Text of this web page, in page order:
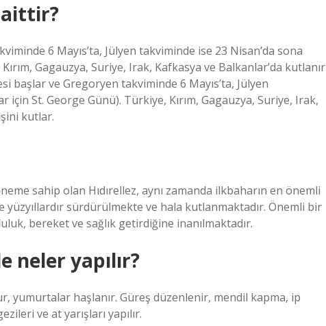
aittir?
6 Mayıs’ta, Jülyen takviminde ise 23 Nisan’da sona
Gagauzya, Suriye, Irak, Kafkasya ve Balkanlar’da kutlanır
başlar ve Gregoryen takviminde 6 Mayıs’ta, Jülyen
St. George Günü). Türkiye, Kırım, Gagauzya, Suriye, Irak,
kutlar.
sahip olan Hıdırellez, aynı zamanda ilkbaharın en önemli
sürdürülmekte ve hala kutlanmaktadır. Önemli bir
bereket ve sağlık getirdiğine inanılmaktadır.
neler yapılır?
yumurtalar haşlanır. Güreş düzenlenir, mendil kapma, ip
ve at yarışları yapılır.